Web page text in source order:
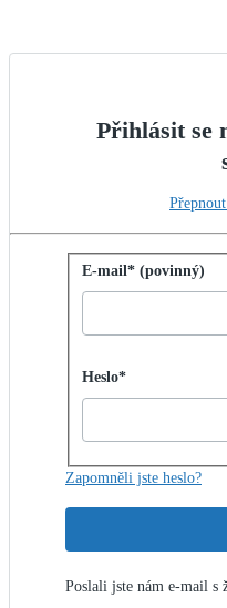
Přihlásit se
Přihlásit se
E-mail* (povinný)
Password hidden
Heslo*
Zapomněli jste heslo?
Poslali jste nám e-mail s